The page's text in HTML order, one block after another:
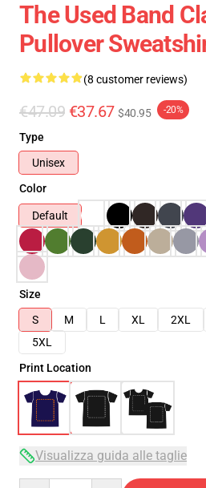
The Used Band
Pullover
(8 customer reviews)
€47.09 €37.67 $40.95 -20%
Type
Unisex
Color
Default
Size
S
M L XL 2XL
5XL
Print Location
Visualizza guida alle taglie